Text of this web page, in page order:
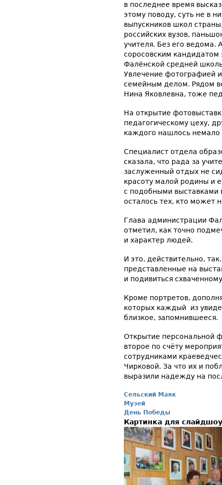
в последнее время
этому поводу, суть не в
выпускников школ
российских вузов,
учителя. Без его ведома.
соросовским кандидатом
Фалёнской средней
Увлечение фотографией
семейным делом. Рядом
Нина Яковлевна, тоже
На открытие
педагогическому цеху,
каждого нашлось
Специалист отдела
сказала, что рада за
заслуженный отдых не
красоту малой родины и
с подобными
осталось тех, кто может
Глава администрации
отметил, как точно
и характер людей.
И это, действительно,
представленные на
и подивиться
Кроме портретов,
которых каждый из
близкое, запомнившееся.
Открытие персональной
второе по счёту
сотрудниками
Чирковой. За что их и
выразили надежду на
Сельский Маяк
Музей
День Победы
Картинка для